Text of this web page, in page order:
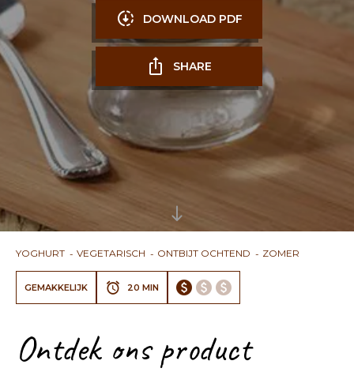
DOWNLOAD PDF
SHARE
Ontdek ons ​​product
YOGHURT VEGETARISCH ONTBIJT OCHTEND ZOMER
GEMAKKELIJK 20 MIN